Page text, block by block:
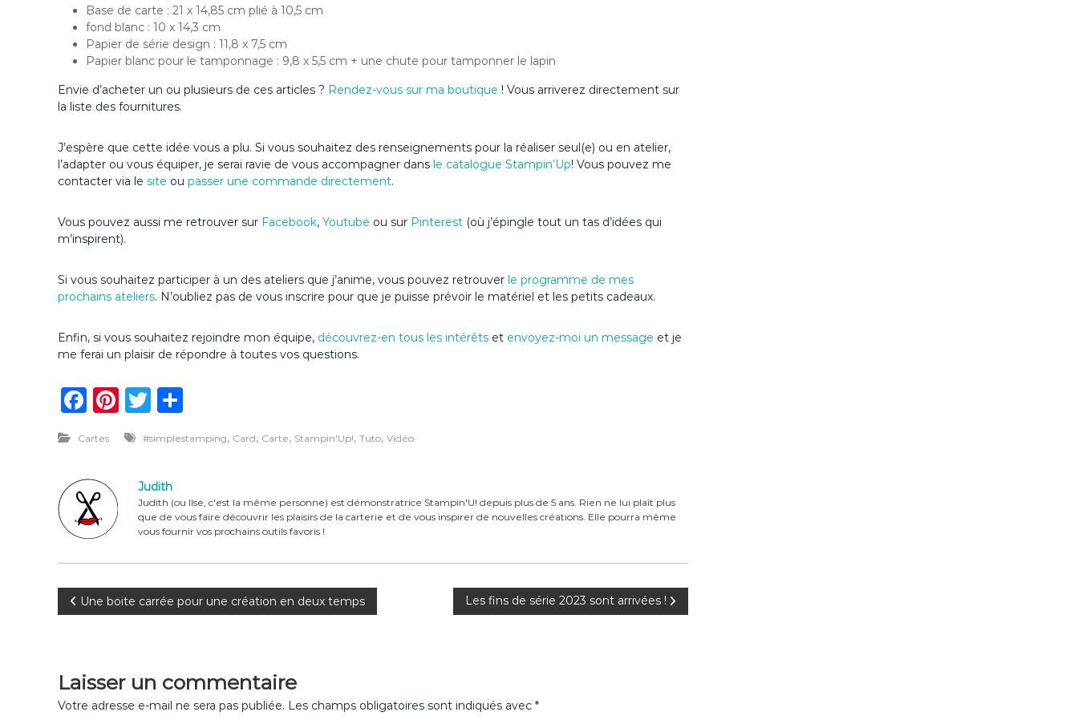
Base de carte : 21 x 14,85 cm plié à 10,5 cm
fond blanc : 10 x 14,3 cm
Papier de série design : 11,8 x 7,5 cm
Papier blanc pour le tamponnage : 9,8 x 5,5 cm + une chute pour tamponner le lapin
Envie d’acheter un ou plusieurs de ces articles ? Rendez-vous sur ma boutique ! Vous arriverez directement sur
la liste des fournitures.
J’espère que cette idée vous a plu. Si vous souhaitez des renseignements pour la réaliser seul(e) ou en atelier,
l’adapter ou vous équiper, je serai ravie de vous accompagner dans le catalogue Stampin’Up! Vous pouvez me
contacter via le site ou passer une commande directement.
Vous pouvez aussi me retrouver sur Facebook, Youtube ou sur Pinterest (où j’épingle tout un tas d’idées qui
m’inspirent).
Si vous souhaitez participer à un des ateliers que j’anime, vous pouvez retrouver le programme de mes
prochains ateliers. N’oubliez pas de vous inscrire pour que je puisse prévoir le matériel et les petits cadeaux.
Enfin, si vous souhaitez rejoindre mon équipe, découvrez-en tous les intérêts et envoyez-moi un message et je
me ferai un plaisir de répondre à toutes vos questions.
F
c
e
b
o
k
Pi
n
te
re
st
T
it
te
r
ta
er
Cartes #simplestamping, Card, Carte, Stampin'Up!, Tuto, Vidéo
Judith
Judith (ou Ilse, c'est la même personne) est démonstratrice Stampin'U! depuis plus de 5 ans. Rien ne lui plaît plus
que de vous faire découvrir les plaisirs de la carterie et de vous inspirer de nouvelles créations. Elle pourra même
vous fournir vos prochains outils favoris !
N
v
i
Une boite carrée pour une création en deux temps Les fins de série 2023 sont arrivées !
Laisser un commentaire
Votre adresse e-mail ne sera pas publiée. Les champs obligatoires sont indiqués avec *